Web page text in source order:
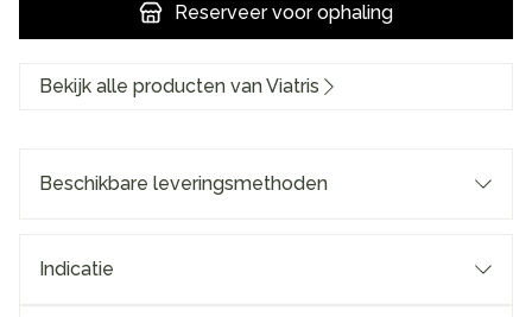
Reserveervoor ophaling
Bekijk alle producten van Viatris
Beschikbare leveringsmethoden
Indicatie